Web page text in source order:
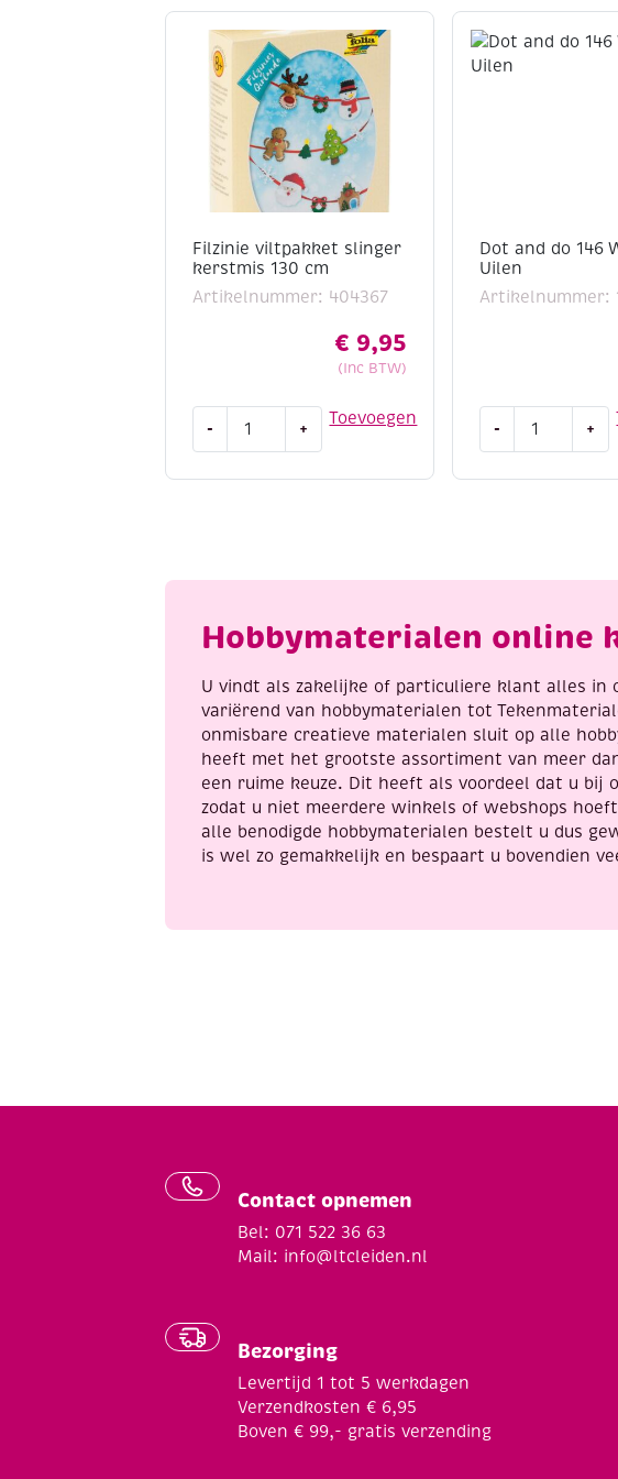
Filzinie viltpakket slinger
kerstmis 130 cm
Artikelnummer: 404367
€ 9,95
(Inc BTW)
Toevoegen
-
viltpakket
+
Dot and do 146
Uilen
Artikelnummer:
- +
Hobbymaterialen online
U vindt als zakelijke of particuliere klant alles in
variërend van hobbymaterialen tot
onmisbare creatieve materialen sluit op alle
heeft met het grootste assortiment van meer
een ruime keuze. Dit heeft als voordeel dat u bij
zodat u niet meerdere winkels of webshops
alle benodigde hobbymaterialen bestelt u dus
is wel zo gemakkelijk en bespaart u bovendien
Contact opnemen
Bel: 071 522 36 63
Mail: info@ltcleiden.nl
Bezorging
Levertijd 1 tot 5 werkdagen
Verzendkosten € 6,95
Boven € 99,- gratis verzending